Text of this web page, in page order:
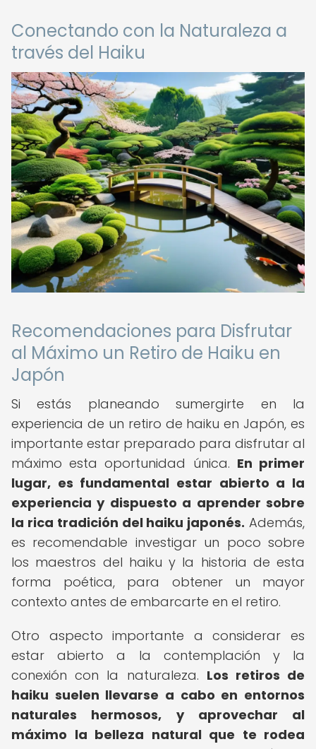
Conectando con la Naturaleza a
través del Haiku
Recomendaciones para Disfrutar
al Máximo un Retiro de Haiku en
Japón
Si estás planeando sumergirte en la
experiencia de un retiro de haiku en Japón, es
importante estar preparado para disfrutar al
máximo esta oportunidad única. En primer
lugar, es fundamental estar abierto a la
experiencia y dispuesto a aprender sobre
la rica tradición del haiku japonés. Además,
es recomendable investigar un poco sobre
los maestros del haiku y la historia de esta
forma poética, para obtener un mayor
contexto antes de embarcarte en el retiro.
Otro aspecto importante a considerar es
estar abierto a la contemplación y la
conexión con la naturaleza. Los retiros de
haiku suelen llevarse a cabo en entornos
naturales hermosos, y aprovechar al
máximo la belleza natural que te rodea